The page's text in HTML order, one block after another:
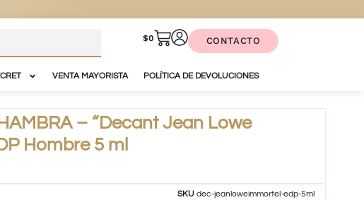
$0 CONTACTO
VENTA MAYORISTA POLÍTICA DE DEVOLUCIONES
– “Decant Jean Lowe
Hombre 5 ml
SKUdec-jeanloweimmortel-edp-5ml